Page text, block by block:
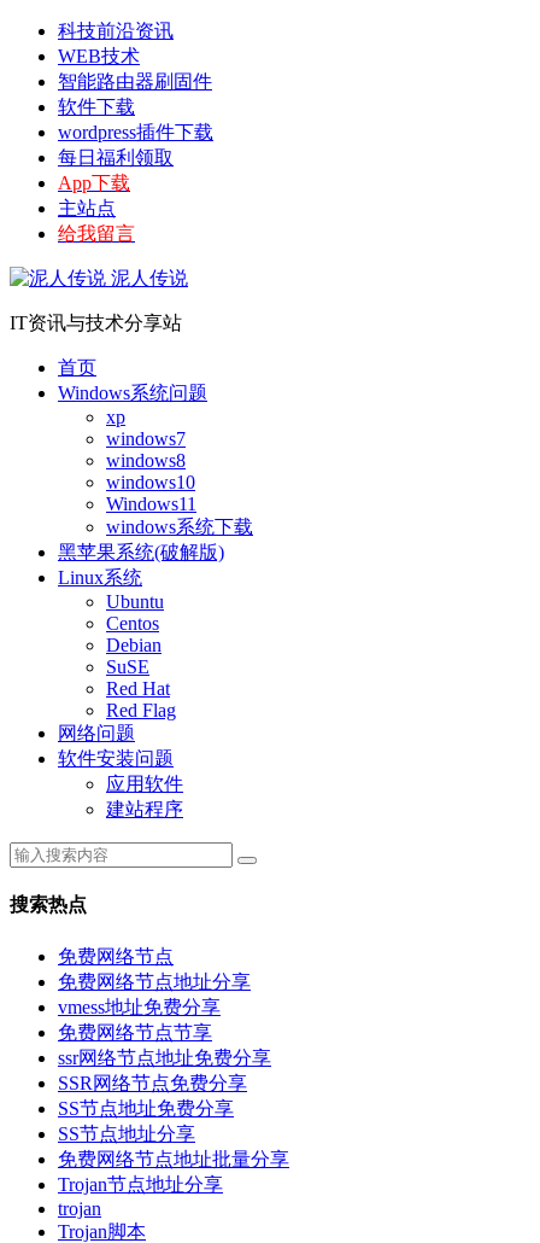
科技前沿资讯
WEB技术
智能路由器刷固件
软件下载
wordpress插件下载
每日福利领取
App下载
主站点
给我留言
泥人传说
IT资讯与技术分享站
首页
Windows系统问题
xp
windows7
windows8
windows10
Windows11
windows系统下载
黑苹果系统(破解版)
Linux系统
Ubuntu
Centos
Debian
SuSE
Red Hat
Red Flag
网络问题
软件安装问题
应用软件
建站程序
搜索热点
免费网络节点
免费网络节点地址分享
vmess地址免费分享
免费网络节点节享
ssr网络节点地址免费分享
SSR网络节点免费分享
SS节点地址免费分享
SS节点地址分享
免费网络节点地址批量分享
Trojan节点地址分享
trojan
Trojan脚本